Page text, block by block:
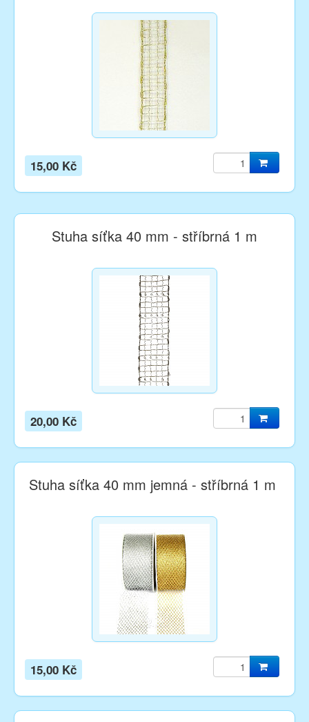
15,00 Kč
Stuha síťka 40 mm - stříbrná 1 m
20,00 Kč
Stuha síťka 40 mm jemná - stříbrná 1 m
15,00 Kč